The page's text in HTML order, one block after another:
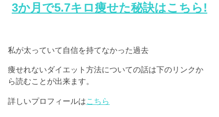
3か月で5.7キロ痩せた秘訣はこちら!
私が太っていて自信を持てなかった過去
痩せれないダイエット方法についての話は下のリンクか
ら読むことが出来ます。
詳しいプロフィールは こちら